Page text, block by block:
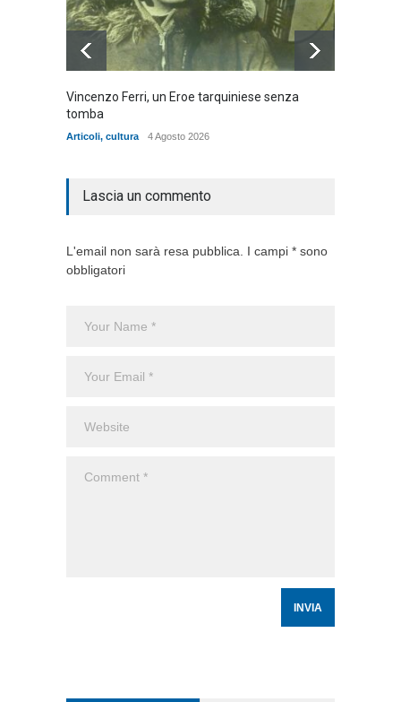
Vincenzo Ferri, un Eroe tarquiniese senza
tomba
Articoli, cultura 4 Agosto 2026
Lascia un commento
L'email non sarà resa pubblica. I campi * sono
obbligatori